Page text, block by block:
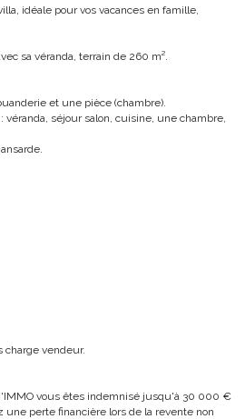
idéale pour vos vacances en famille,
sa véranda, terrain de 260 m².
et une pièce (chambre).
séjour salon, cuisine, une chambre,
charge vendeur.
vous êtes indemnisé jusqu'à 30 000 €
perte financière lors de la revente non